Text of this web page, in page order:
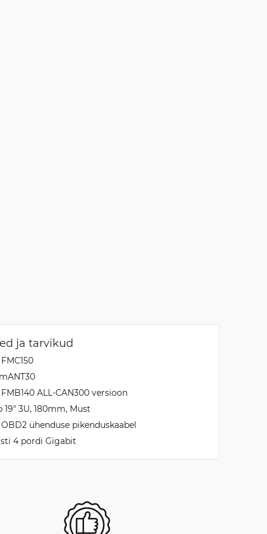
ja tarvikud
ALL-CAN300 versioon
19" 3U, 180mm, Must
ühenduse pikenduskaabel
4 pordi Gigabit